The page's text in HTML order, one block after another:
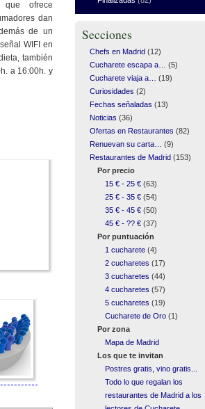
que ofrece
dan
de un
WIFI en
también
a 16:00h. y
Secciones
Chefs en Madrid(12)
Cucharete escapa a…
(5)
Cucharete viaja a…
(19)
Curiosidades (2)
Fechas señaladas (13)
Noticias (36)
Ofertas en Restaurantes (82)
Renuevan su carta…
(9)
Restaurantes de Madrid(153)
Por precio
15 € - 25 €(63)
25 € - 35 €(54)
35 € - 45 €(50)
45 € - ?? €(37)
Por puntuación
1 cucharete(4)
2 cucharetes (17)
3 cucharetes (44)
4 cucharetes (57)
5 cucharetes (19)
Cucharete de Oro(1)
Por zona
Mapa de Madrid
Los que te invitan
Postres gratis, vino gratis...
Todo lo que regalan los
restaurantes de Madrid a los